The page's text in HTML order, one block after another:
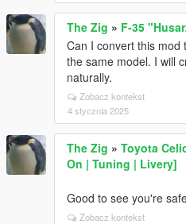
The Zig » F-35
Can I convert this mod
the same model. I will
naturally.
Zobacz kontekst
4 stycznia 2025
The Zig » Toyota
On | Tuning | Livery]
Good to see you're
Zobacz kontekst